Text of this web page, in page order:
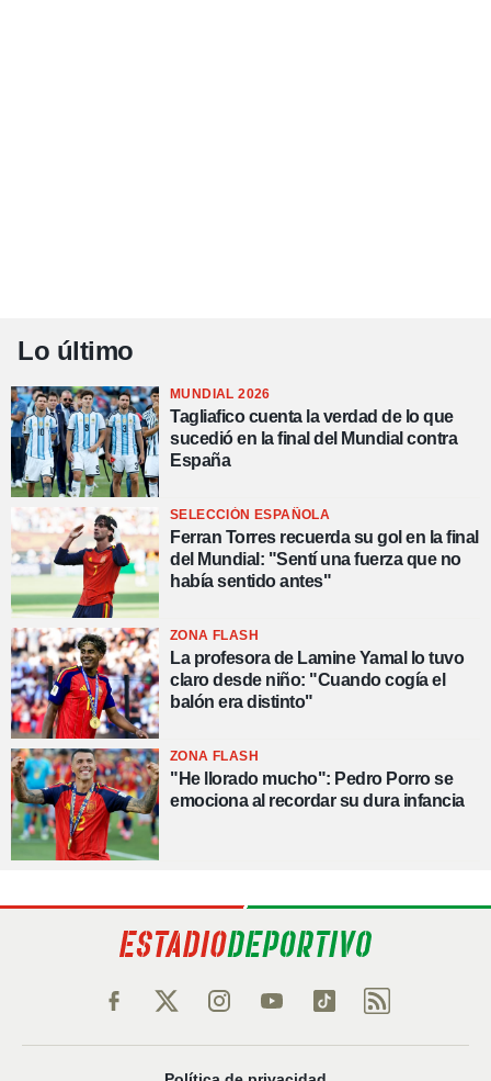
Lo último
MUNDIAL 2026
Tagliafico cuenta la verdad de lo que
sucedió en la final del Mundial contra
España
SELECCIÓN ESPAÑOLA
Ferran Torres recuerda su gol en la final
del Mundial: "Sentí una fuerza que no
había sentido antes"
ZONA FLASH
La profesora de Lamine Yamal lo tuvo
claro desde niño: "Cuando cogía el
balón era distinto"
ZONA FLASH
"He llorado mucho": Pedro Porro se
emociona al recordar su dura infancia